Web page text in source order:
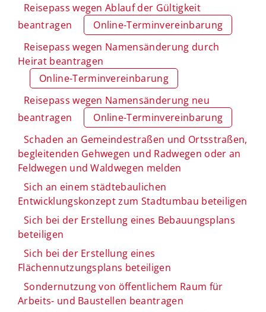
Reisepass wegen Ablauf der Gültigkeit
beantragen
Online-Terminvereinbarung
Reisepass wegen Namensänderung durch
Heirat beantragen
Online-Terminvereinbarung
Reisepass wegen Namensänderung neu
beantragen
Online-Terminvereinbarung
Schaden an Gemeindestraßen und Ortsstraßen,
begleitenden Gehwegen und Radwegen oder an
Feldwegen und Waldwegen melden
Sich an einem städtebaulichen
Entwicklungskonzept zum Stadtumbau beteiligen
Sich bei der Erstellung eines Bebauungsplans
beteiligen
Sich bei der Erstellung eines
Flächennutzungsplans beteiligen
Sondernutzung von öffentlichem Raum für
Arbeits- und Baustellen beantragen